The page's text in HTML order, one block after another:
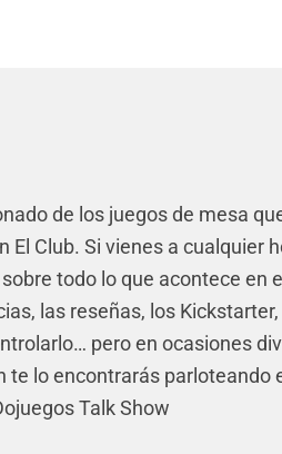
de los juegos de mesa
El Club. Si vienes a cualquier
todo lo que acontece en
las reseñas, los
pero en ocasiones
te lo encontrarás parloteando
Talk Show